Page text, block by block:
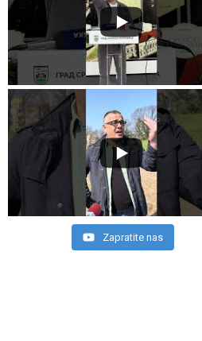
Zapratite nas